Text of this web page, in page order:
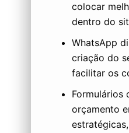
colocar
dentro do
WhatsApp
criação do
facilitar os
Formulários
orçamento